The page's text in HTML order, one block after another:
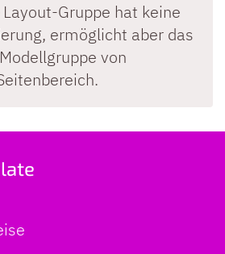
Gruppe hat keine
ermöglicht aber das
von